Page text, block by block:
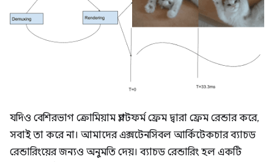
যদিও বেশিরভাগ ক্রোমিয়াম প্ল্যাটফর্ম ফ্রেম দ্বারা ফ্রেম রেন্ডার করে,
সবাই তা করে না। আমাদের এক্সটেনসিবল আর্কিটেকচার ব্যাচড
রেন্ডারিংয়ের জন্যও অনুমতি দেয়। ব্যাচড রেন্ডারিং হল একটি